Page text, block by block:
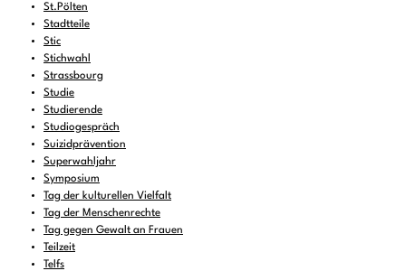
St.Pölten
Stadtteile
Stic
Stichwahl
Strassbourg
Studie
Studierende
Studiogespräch
Suizidprävention
Superwahljahr
Symposium
Tag der kulturellen Vielfalt
Tag der Menschenrechte
Tag gegen Gewalt an Frauen
Teilzeit
Telfs